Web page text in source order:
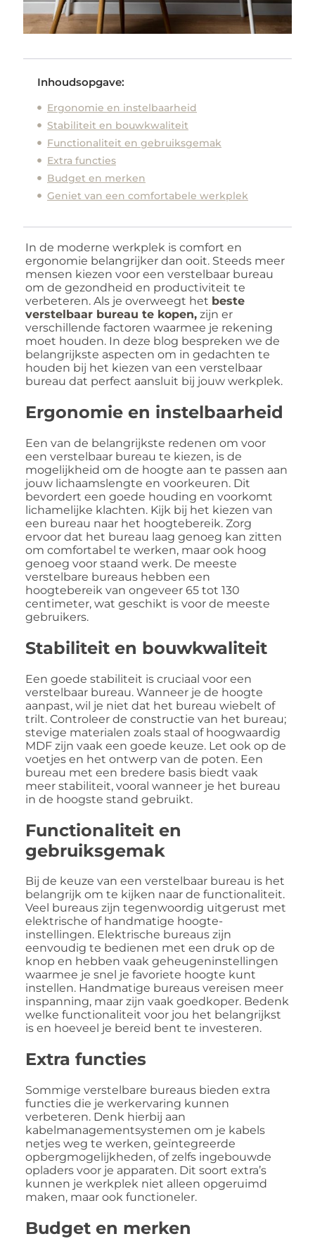
Inhoudsopgave:
Ergonomie en instelbaarheid
Stabiliteit en bouwkwaliteit
Functionaliteit en gebruiksgemak
Extra functies
Budget en merken
Geniet van een comfortabele werkplek
In de moderne werkplek is comfort en
ergonomie belangrijker dan ooit. Steeds meer
mensen kiezen voor een verstelbaar bureau
om de gezondheid en productiviteit te
verbeteren. Als je overweegt het beste
verstelbaar bureau te kopen, zijn er
verschillende factoren waarmee je rekening
moet houden. In deze blog bespreken we de
belangrijkste aspecten om in gedachten te
houden bij het kiezen van een verstelbaar
bureau dat perfect aansluit bij jouw werkplek.
Ergonomie en instelbaarheid
Een van de belangrijkste redenen om voor
een verstelbaar bureau te kiezen, is de
mogelijkheid om de hoogte aan te passen aan
jouw lichaamslengte en voorkeuren. Dit
bevordert een goede houding en voorkomt
lichamelijke klachten. Kijk bij het kiezen van
een bureau naar het hoogtebereik. Zorg
ervoor dat het bureau laag genoeg kan zitten
om comfortabel te werken, maar ook hoog
genoeg voor staand werk. De meeste
verstelbare bureaus hebben een
hoogtebereik van ongeveer 65 tot 130
centimeter, wat geschikt is voor de meeste
gebruikers.
Stabiliteit en bouwkwaliteit
Een goede stabiliteit is cruciaal voor een
verstelbaar bureau. Wanneer je de hoogte
aanpast, wil je niet dat het bureau wiebelt of
trilt. Controleer de constructie van het bureau;
stevige materialen zoals staal of hoogwaardig
MDF zijn vaak een goede keuze. Let ook op de
voetjes en het ontwerp van de poten. Een
bureau met een bredere basis biedt vaak
meer stabiliteit, vooral wanneer je het bureau
in de hoogste stand gebruikt.
Functionaliteit en
gebruiksgemak
Bij de keuze van een verstelbaar bureau is het
belangrijk om te kijken naar de functionaliteit.
Veel bureaus zijn tegenwoordig uitgerust met
elektrische of handmatige hoogte-
instellingen. Elektrische bureaus zijn
eenvoudig te bedienen met een druk op de
knop en hebben vaak geheugeninstellingen
waarmee je snel je favoriete hoogte kunt
instellen. Handmatige bureaus vereisen meer
inspanning, maar zijn vaak goedkoper. Bedenk
welke functionaliteit voor jou het belangrijkst
is en hoeveel je bereid bent te investeren.
Extra functies
Sommige verstelbare bureaus bieden extra
functies die je werkervaring kunnen
verbeteren. Denk hierbij aan
kabelmanagementsystemen om je kabels
netjes weg te werken, geïntegreerde
opbergmogelijkheden, of zelfs ingebouwde
opladers voor je apparaten. Dit soort extra’s
kunnen je werkplek niet alleen opgeruimd
maken, maar ook functioneler.
Budget en merken